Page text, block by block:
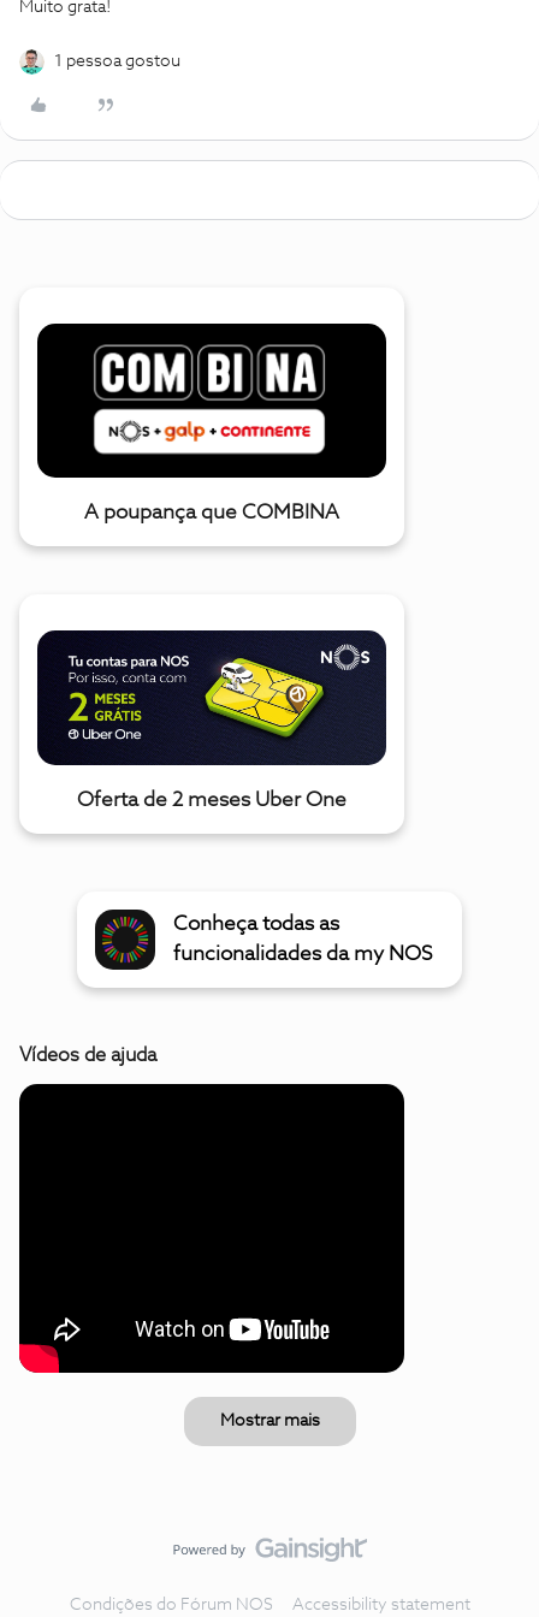
Muito grata!
1 pessoa gostou
A poupança que COMBINA
Oferta de 2 meses Uber One
Conheça todas as
funcionalidades da my NOS
Vídeos de ajuda
Mostrar mais
Condições do Fórum NOS Accessibility statement